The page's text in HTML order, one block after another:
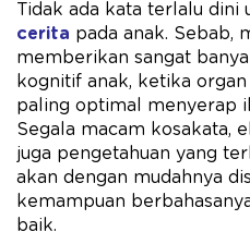
Tidak ada kata terlalu dini
cerita pada anak. Sebab,
memberikan sangat
kognitif anak, ketika
paling optimal menyerap
Segala macam kosakata,
juga pengetahuan yang
akan dengan mudahnya
kemampuan
baik.